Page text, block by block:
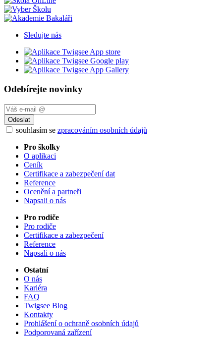
Sledujte nás
Odebírejte novinky
Odeslat
souhlasím se zpracováním osobních údajů
Pro školky
O aplikaci
Ceník
Certifikace a zabezpečení dat
Reference
Ocenění a partneři
Napsali o nás
Pro rodiče
Pro rodiče
Certifikace a zabezpečení
Reference
Napsali o nás
Ostatní
O nás
Kariéra
FAQ
Twigsee Blog
Kontakty
Prohlášení o ochraně osobních údajů
Podporovaná zařízení